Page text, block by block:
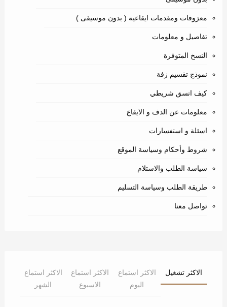
معزوفات ومقدمات ايقاعية ( بدون موسيقى )
تفاصيل و معلومات
النسخ المتوفرة
نموذج تقسيم زفة
كيف انسق شريطي
معلومات عن الدف و الايقاع
اسئلة و استفسارات
شروط وأحكام وسياسة الموقع
سياسة الطلب والاستلام
طريقة الطلب وسياسة التسليم
تواصل معنا
الاكثر تشغيل
الاكثر استماع
اليوم
الاكثر استماع
الاسبوع
الاكثر استماع
الشهر